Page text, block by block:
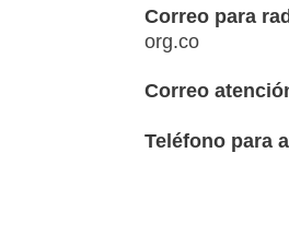
Correo para
org.co
Correo
Teléfono para